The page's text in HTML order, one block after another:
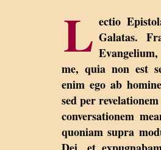
L ectio
Galatas.
me, quia non est
enim ego ab
sed per
conversationem
quoniam supra